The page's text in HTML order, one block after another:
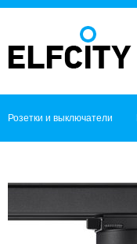
Розетки и выключатели